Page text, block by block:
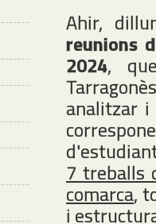
Ahir,
reunions
2024,
analitzar i
7 treballs
comarca,
i